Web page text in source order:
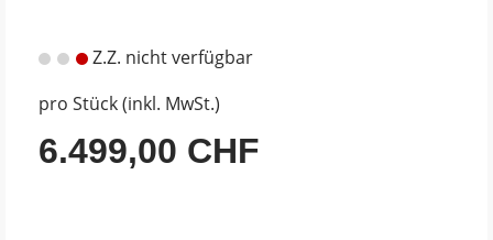
Z.Z. nicht verfügbar
pro Stück (inkl. MwSt.)
6.499,00 CHF